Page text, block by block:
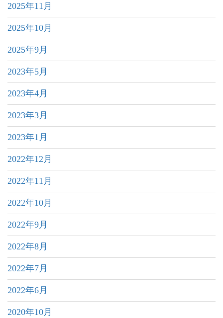
2025年11月
2025年10月
2025年9月
2023年5月
2023年4月
2023年3月
2023年1月
2022年12月
2022年11月
2022年10月
2022年9月
2022年8月
2022年7月
2022年6月
2020年10月